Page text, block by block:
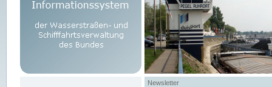
Newsletter